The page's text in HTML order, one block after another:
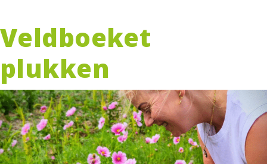
Veldboeket
plukken